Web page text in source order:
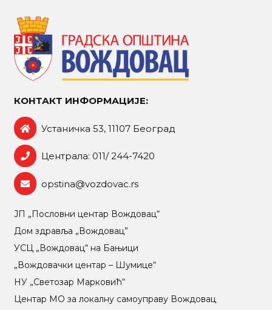
КОНТАКТ ИНФОРМАЦИЈЕ:
Устаничка 53, 11107 Београд
Централа: 011/ 244-7420
opstina@vozdovac.rs
ЈП „Пословни центар Вождовац“
Дом здравља „Вождовац”
УСЦ „Вождовац“ на Бањици
„Вождовачки центар – Шумице“
НУ „Светозар Марковић“
Центар МO за локалну самоуправу Вождовац